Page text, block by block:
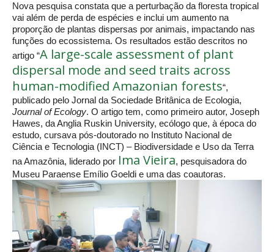
Nova pesquisa constata que a perturbação da floresta tropical
vai além de perda de espécies e inclui um aumento na
proporção de plantas dispersas por animais, impactando nas
funções do ecossistema. Os resultados estão descritos no
artigo “A large-scale assessment of plant
dispersal mode and seed traits across
human-modified Amazonian forests“,
publicado pelo Jornal da Sociedade Britânica de Ecologia,
Journal of Ecology. O artigo tem, como primeiro autor, Joseph
Hawes, da Anglia Ruskin University, ecólogo que, à época do
estudo, cursava pós-doutorado no Instituto Nacional de
Ciência e Tecnologia (INCT) – Biodiversidade e Uso da Terra
na Amazônia, liderado por Ima Vieira, pesquisadora do
Museu Paraense Emílio Goeldi e uma das coautoras.